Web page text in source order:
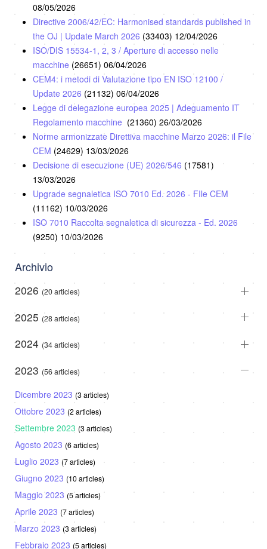
08/05/2026
Directive 2006/42/EC: Harmonised standards published in
the OJ | Update March 2026 (33403) 12/04/2026
ISO/DIS 15534-1, 2, 3 / Aperture di accesso nelle
macchine (26651) 06/04/2026
CEM4: i metodi di Valutazione tipo EN ISO 12100 /
Update 2026 (21132) 06/04/2026
Legge di delegazione europea 2025 | Adeguamento IT
Regolamento macchine (21360) 26/03/2026
Norme armonizzate Direttiva macchine Marzo 2026: il File
CEM (24629) 13/03/2026
Decisione di esecuzione (UE) 2026/546 (17581)
13/03/2026
Upgrade segnaletica ISO 7010 Ed. 2026 - FIle CEM
(11162) 10/03/2026
ISO 7010 Raccolta segnaletica di sicurezza - Ed. 2026
(9250) 10/03/2026
Archivio
2026 (20 articles)
2025 (28 articles)
2024 (34 articles)
2023 (56 articles)
Dicembre 2023 (3 articles)
Ottobre 2023 (2 articles)
Settembre 2023 (3 articles)
Agosto 2023 (6 articles)
Luglio 2023 (7 articles)
Giugno 2023 (10 articles)
Maggio 2023 (5 articles)
Aprile 2023 (7 articles)
Marzo 2023 (3 articles)
Febbraio 2023 (5 articles)